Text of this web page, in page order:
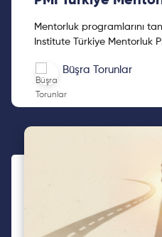
Mentorluk programlarını
Institute Türkiye Mentorluk
Büşra Torunlar